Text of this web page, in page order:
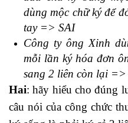
dùng mộc chữ ký để
tay => SAI
Công ty ông Xinh
mỗi lần ký hóa đơn
sang 2 liên còn lại
Hai: hãy hiểu cho đúng
câu nói của công chức